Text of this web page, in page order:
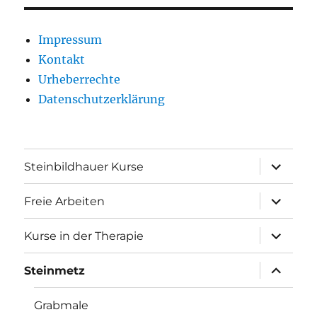
Impressum
Kontakt
Urheberrechte
Datenschutzerklärung
Steinbildhauer Kurse
anzeigen
Freie Arbeiten
anzeigen
Kurse in der Therapie
anzeigen
Steinmetz
anzeigen
Grabmale